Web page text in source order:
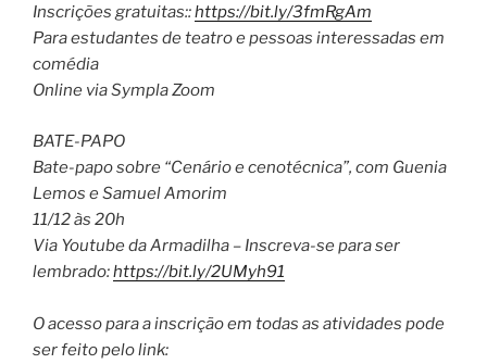
Inscrições gratuitas::https://bit.ly/3fmRgAm
Para estudantes de teatro e pessoas interessadas em
comédia
Online via Sympla Zoom
BATE-PAPO
Bate-papo sobre “Cenário e cenotécnica”, com Guenia
Lemos e Samuel Amorim
11/12 às 20h
Via Youtube da Armadilha – Inscreva-se para ser
lembrado:https://bit.ly/2UMyh91
O acesso para a inscrição em todas as atividades pode
ser feito pelo link: